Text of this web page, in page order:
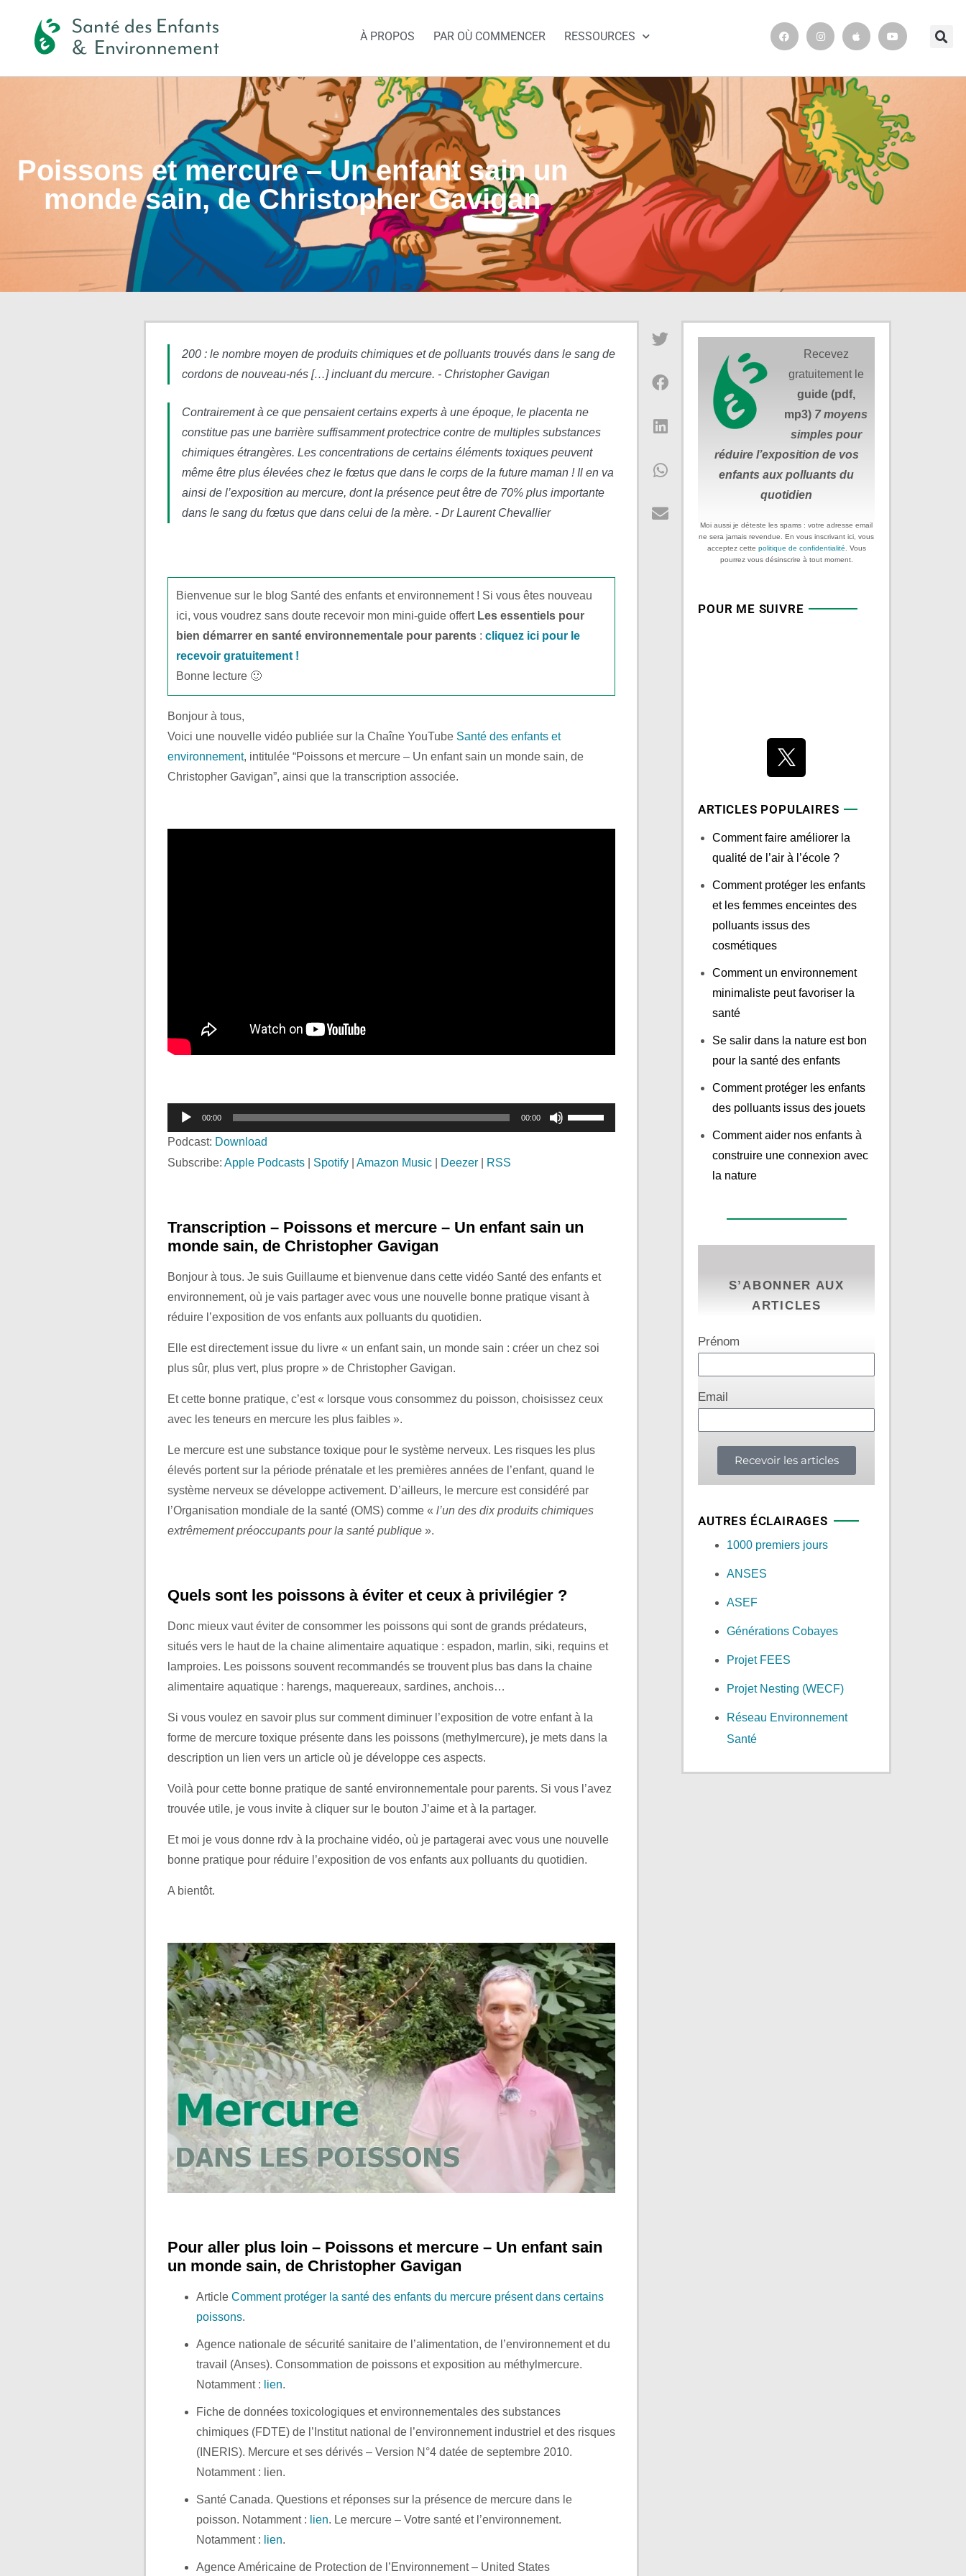
À PROPOS PAR OÙ COMMENCER RESSOURCES
Poissons et mercure – Un enfant sain un
monde sain, de Christopher Gavigan
200 : le nombre moyen de produits chimiques et de polluants trouvés dans le sang de
cordons de nouveau-nés […] incluant du mercure. - Christopher Gavigan
Contrairement à ce que pensaient certains experts à une époque, le placenta ne
constitue pas une barrière suffisamment protectrice contre de multiples substances
chimiques étrangères. Les concentrations de certains éléments toxiques peuvent
même être plus élevées chez le fœtus que dans le corps de la future maman ! Il en va
ainsi de l’exposition au mercure, dont la présence peut être de 70% plus importante
dans le sang du fœtus que dans celui de la mère. - Dr Laurent Chevallier
Bienvenue sur le blog Santé des enfants et environnement ! Si vous êtes nouveau
ici, vous voudrez sans doute recevoir mon mini-guide offert Les essentiels pour
bien démarrer en santé environnementale pour parents :cliquez ici pour le
recevoir gratuitement !
Bonne lecture 🙂
Bonjour à tous,
Voici une nouvelle vidéo publiée sur la Chaîne YouTube Santé des enfants et
environnement, intitulée “Poissons et mercure – Un enfant sain un monde sain, de
Christopher Gavigan”, ainsi que la transcription associée.
Lecteur
audio
00:00 00:00
Utilisez
les
ou
le
volume.
Podcast: Download
Subscribe: Apple Podcasts Spotify Amazon Music Deezer RSS
Transcription – Poissons et mercure – Un enfant sain un
monde sain, de Christopher Gavigan
Bonjour à tous. Je suis Guillaume et bienvenue dans cette vidéo Santé des enfants et
environnement, où je vais partager avec vous une nouvelle bonne pratique visant à
réduire l’exposition de vos enfants aux polluants du quotidien.
Elle est directement issue du livre « un enfant sain, un monde sain : créer un chez soi
plus sûr, plus vert, plus propre » de Christopher Gavigan.
Et cette bonne pratique, c’est « lorsque vous consommez du poisson, choisissez ceux
avec les teneurs en mercure les plus faibles ».
Le mercure est une substance toxique pour le système nerveux. Les risques les plus
élevés portent sur la période prénatale et les premières années de l’enfant, quand le
système nerveux se développe activement. D’ailleurs, le mercure est considéré par
l’Organisation mondiale de la santé (OMS) comme « l’un des dix produits chimiques
extrêmement préoccupants pour la santé publique ».
Quels sont les poissons à éviter et ceux à privilégier ?
Donc mieux vaut éviter de consommer les poissons qui sont de grands prédateurs,
situés vers le haut de la chaine alimentaire aquatique : espadon, marlin, siki, requins et
lamproies. Les poissons souvent recommandés se trouvent plus bas dans la chaine
alimentaire aquatique : harengs, maquereaux, sardines, anchois…
Si vous voulez en savoir plus sur comment diminuer l’exposition de votre enfant à la
forme de mercure toxique présente dans les poissons (methylmercure), je mets dans la
description un lien vers un article où je développe ces aspects.
Voilà pour cette bonne pratique de santé environnementale pour parents. Si vous l’avez
trouvée utile, je vous invite à cliquer sur le bouton J’aime et à la partager.
Et moi je vous donne rdv à la prochaine vidéo, où je partagerai avec vous une nouvelle
bonne pratique pour réduire l’exposition de vos enfants aux polluants du quotidien.
A bientôt.
Pour aller plus loin – Poissons et mercure – Un enfant sain
un monde sain, de Christopher Gavigan
Article Comment protéger la santé des enfants du mercure présent dans certains
poissons.
Agence nationale de sécurité sanitaire de l’alimentation, de l’environnement et du
travail (Anses). Consommation de poissons et exposition au méthylmercure.
Notamment : lien.
Fiche de données toxicologiques et environnementales des substances
chimiques (FDTE) de l’Institut national de l’environnement industriel et des risques
(INERIS). Mercure et ses dérivés – Version N°4 datée de septembre 2010.
Notamment : lien.
Santé Canada. Questions et réponses sur la présence de mercure dans le
poisson. Notamment : lien. Le mercure – Votre santé et l’environnement.
Notamment : lien.
Agence Américaine de Protection de l’Environnement – United States
Recevez
gratuitement le
guide (pdf,
mp3) 7 moyens
simples pour
réduire l’exposition de vos
enfants aux polluants du
quotidien
Moi aussi je déteste les spams : votre adresse email
ne sera jamais revendue. En vous inscrivant ici, vous
acceptez cette politique de confidentialité . Vous
pourrez vous désinscrire à tout moment.
POUR ME SUIVRE
ARTICLES POPULAIRES
Comment faire améliorer la
qualité de l’air à l’école ?
Comment protéger les enfants
et les femmes enceintes des
polluants issus des
cosmétiques
Comment un environnement
minimaliste peut favoriser la
santé
Se salir dans la nature est bon
pour la santé des enfants
Comment protéger les enfants
des polluants issus des jouets
Comment aider nos enfants à
construire une connexion avec
la nature
S’ABONNER AUX
ARTICLES
Prénom
Email
Recevoir les articles
AUTRES ÉCLAIRAGES
1000 premiers jours
ANSES
ASEF
Générations Cobayes
Projet FEES
Projet Nesting (WECF)
Réseau Environnement
Santé